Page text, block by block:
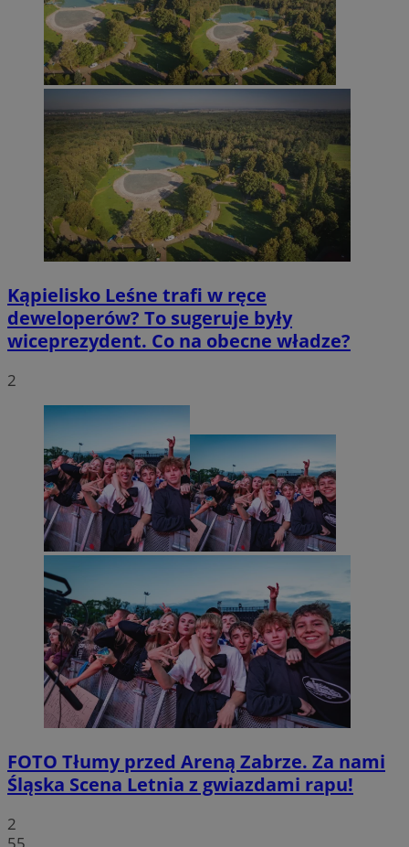
Kąpielisko Leśne trafi w ręce
deweloperów? To sugeruje były
wiceprezydent. Co na obecne władze?
2
FOTO Tłumy przed Areną Zabrze. Za nami
Śląska Scena Letnia z gwiazdami rapu!
2